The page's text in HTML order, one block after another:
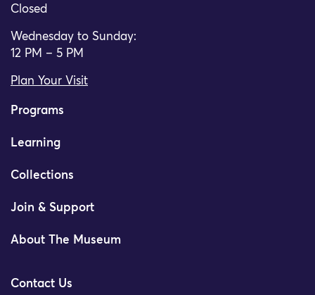
Closed
Wednesday to Sunday:
12 PM – 5 PM
Plan Your Visit
Programs
Learning
Collections
Join & Support
About The Museum
Contact Us